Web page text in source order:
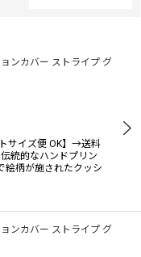
ンカバー ストライプ グ
サイズ便 OK】→送料
統的なハンドプリン
絵柄が施されたクッシ
ンカバー ストライプ グ